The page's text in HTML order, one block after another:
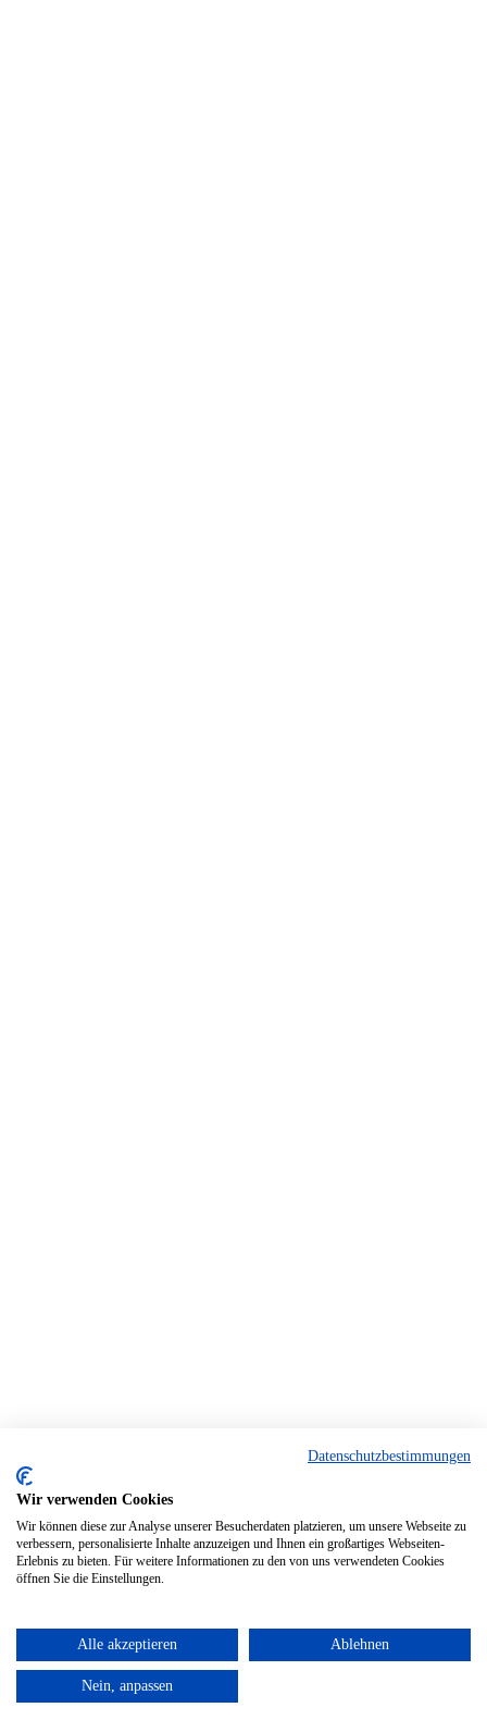
Datenschutzbestimmungen
Wir verwenden Cookies
Wir können diese zur Analyse unserer Besucherdaten platzieren, um unsere Webseite zu
verbessern, personalisierte Inhalte anzuzeigen und Ihnen ein großartiges Webseiten-
Erlebnis zu bieten. Für weitere Informationen zu den von uns verwendeten Cookies
öffnen Sie die Einstellungen.
Alle akzeptieren Ablehnen
Nein, anpassen